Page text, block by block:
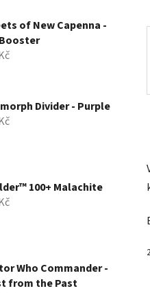
of New Capenna -
Divider - Purple
100+ Malachite
Who Commander -
from the Past